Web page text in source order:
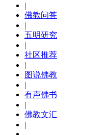
|
佛教问答
|
五明研究
|
社区推荐
|
图说佛教
|
有声佛书
|
佛教文汇
|